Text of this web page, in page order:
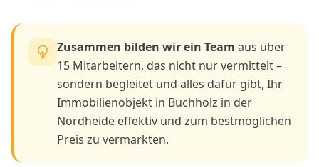
Zusammen bilden wir ein Team aus über
15 Mitarbeitern, das nicht nur vermittelt –
sondern begleitet und alles dafür gibt, Ihr
Immobilienobjekt in Buchholz in der
Nordheide effektiv und zum bestmöglichen
Preis zu vermarkten.